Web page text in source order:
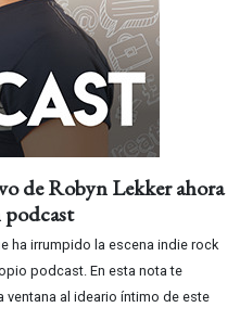
de Robyn Lekker ahora
podcast
ha irrumpido la escena indie rock
podcast. En esta nota te
ventana al ideario íntimo de este